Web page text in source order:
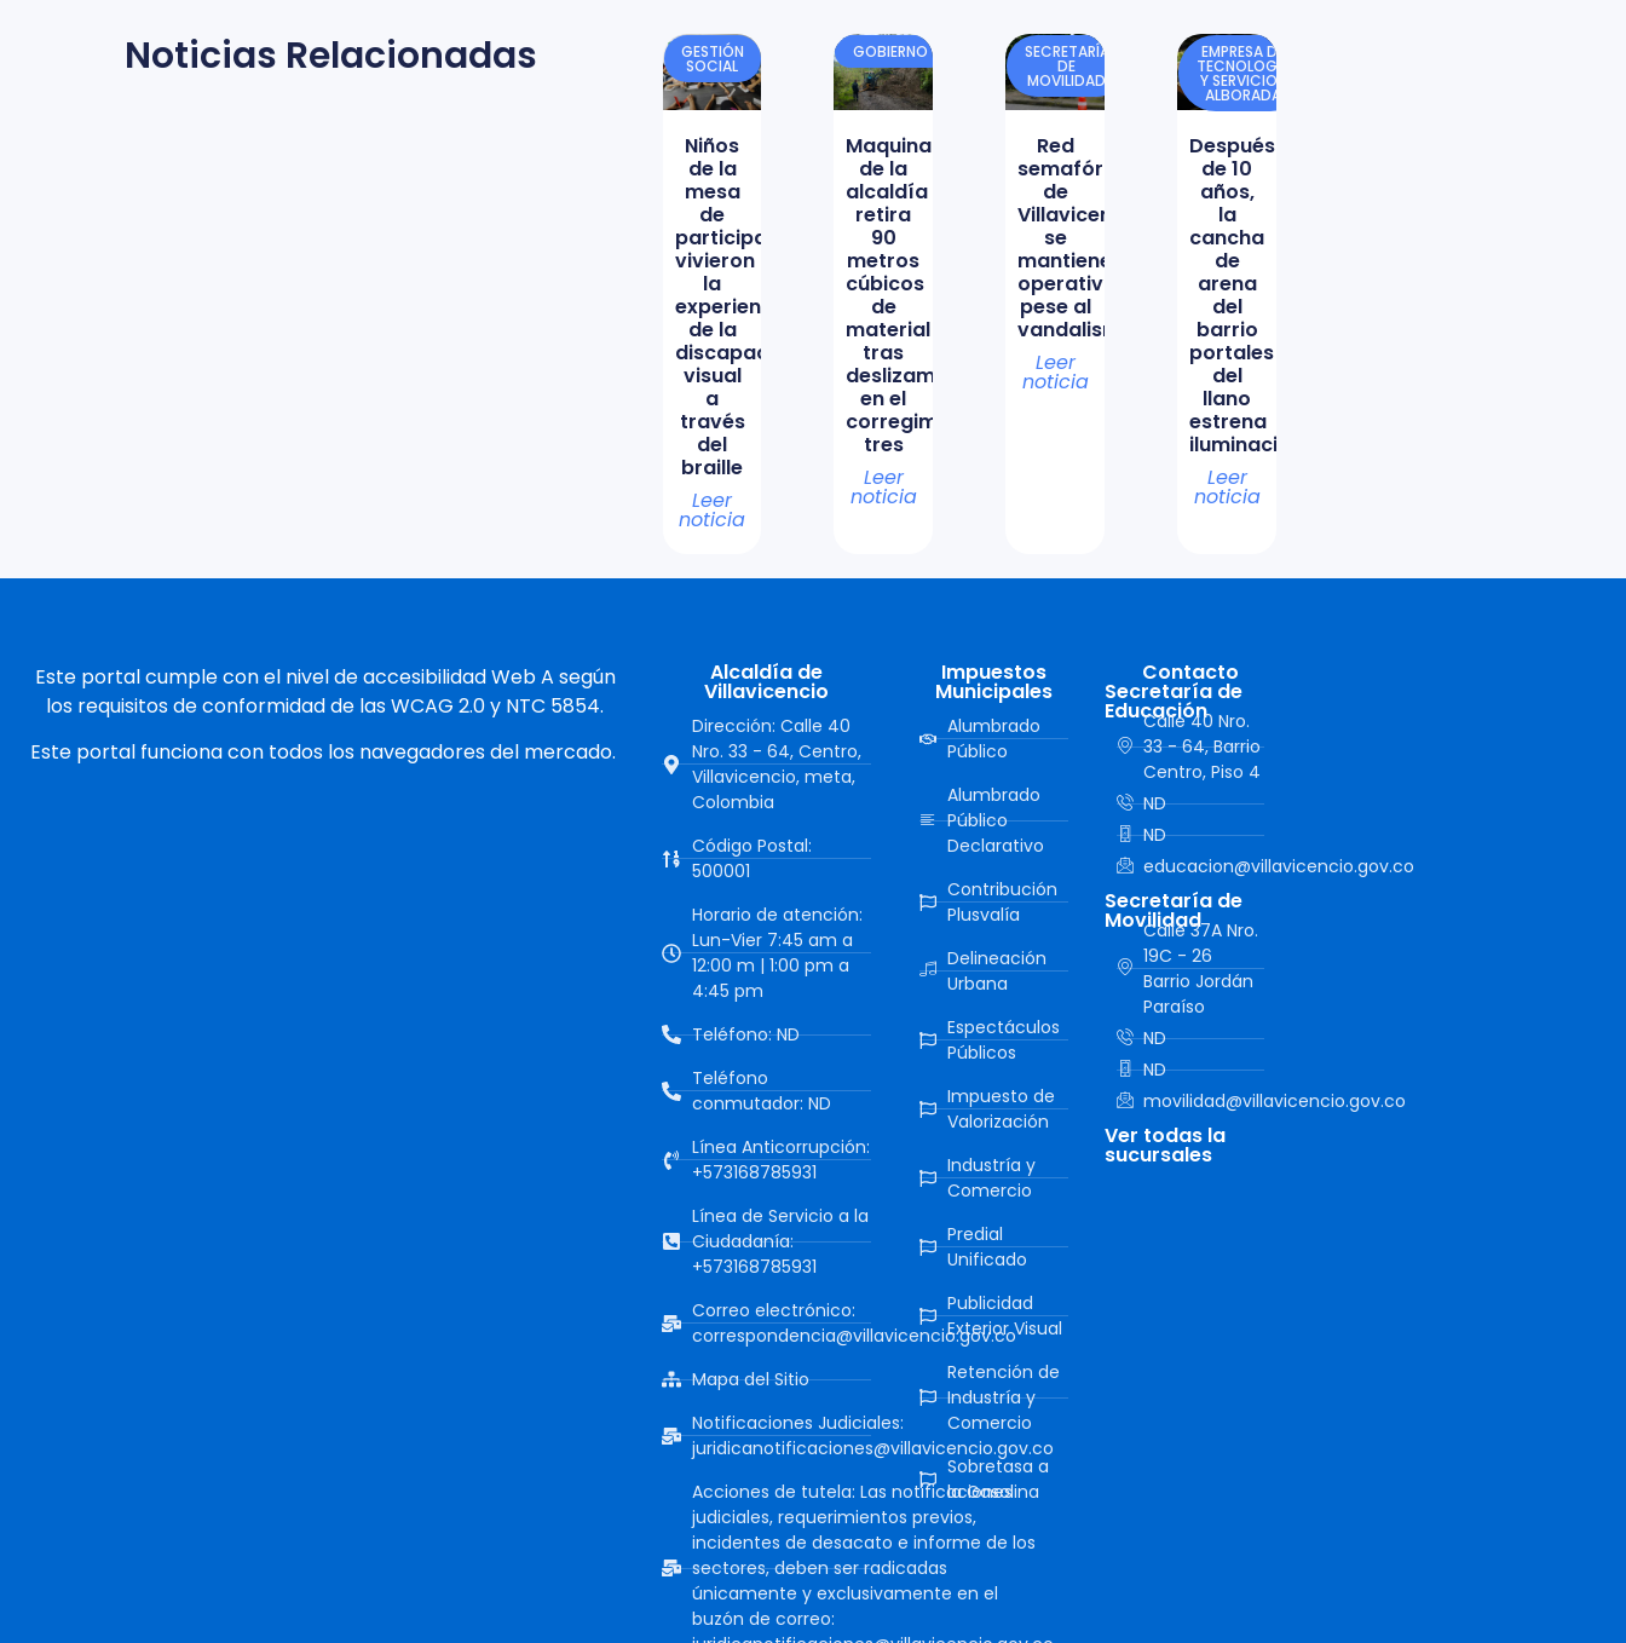
Noticias Relacionadas GESTIÓN
SOCIAL
Niños
de la
mesa
de
participación
vivieron
la
experiencia
de la
discapacidad
visual
a
través
del
braille
Leer
noticia
GOBIERNO
Maquinaria
de la
alcaldía
retira
90
metros
cúbicos
de
material
tras
deslizamiento
en el
corregimiento
tres
Leer
noticia
SECRETARÍA
DE
MOVILIDAD
Red
semafórica
de
Villavicencio
se
mantiene
operativa
pese al
vandalismo
Leer
noticia
EMPRESA DE
TECNOLOGÍA
Y SERVICIOS
ALBORADA
Después
de 10
años,
la
cancha
de
arena
del
barrio
portales
del
llano
estrena
iluminación
Leer
noticia
Este portal cumple con el nivel de accesibilidad Web A según
los requisitos de conformidad de las WCAG 2.0 y NTC 5854.
Este portal funciona con todos los navegadores del mercado.
Alcaldía de
Villavicencio
Dirección: Calle 40
Nro. 33 - 64, Centro,
Villavicencio, meta,
Colombia
Código Postal:
500001
Horario de atención:
Lun-Vier 7:45 am a
12:00 m | 1:00 pm a
4:45 pm
Teléfono: ND
Teléfono
conmutador: ND
Línea Anticorrupción:
+573168785931
Línea de Servicio a la
Ciudadanía:
+573168785931
Correo electrónico:
correspondencia@villavicencio.gov.co
Mapa del Sitio
Notificaciones Judiciales:
juridicanotificaciones@villavicencio.gov.co
Acciones de tutela: Las notificaciones
judiciales, requerimientos previos,
incidentes de desacato e informe de los
sectores, deben ser radicadas
únicamente y exclusivamente en el
buzón de correo:
Impuestos
Municipales
Alumbrado
Público
Alumbrado
Público
Declarativo
Contribución
Plusvalía
Delineación
Urbana
Espectáculos
Públicos
Impuesto de
Valorización
Industría y
Comercio
Predial
Unificado
Publicidad
Exterior Visual
Retención de
Industría y
Comercio
Sobretasa a
la Gasolina
Contacto
Secretaría de
Educación
Calle 40 Nro.
33 - 64, Barrio
Centro, Piso 4
ND
ND
educacion@villavicencio.gov.co
Secretaría de
Movilidad
Calle 37A Nro.
19C - 26
Barrio Jordán
Paraíso
ND
ND
movilidad@villavicencio.gov.co
Ver todas la
sucursales